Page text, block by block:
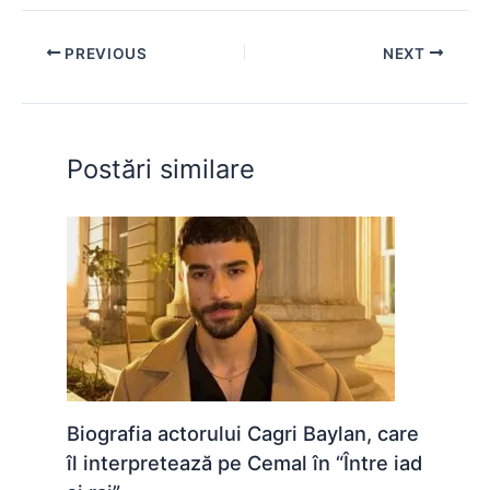
c
e
o
o
k
at
s
p
p
s
n
g
er
itt er
e
d ar
PREVIOUS NEXT
Postări similare
Biografia actorului Cagri Baylan, care
îl interpretează pe Cemal în “Între iad